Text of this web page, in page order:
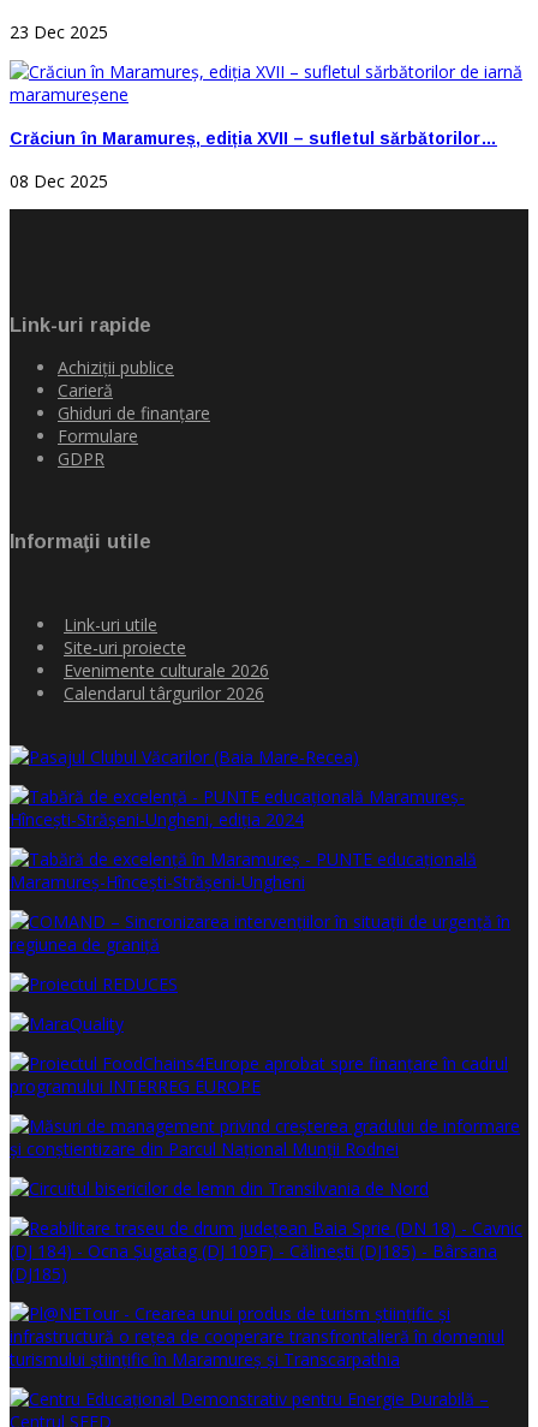
23 Dec 2025
Crăciun în Maramureș, ediția XVII – sufletul sărbătorilor…
08 Dec 2025
Link-uri rapide
Achiziţii publice
Carieră
Ghiduri de finanţare
Formulare
GDPR
Informaţii utile
Link-uri utile
Site-uri proiecte
Evenimente culturale 2026
Calendarul târgurilor 2026